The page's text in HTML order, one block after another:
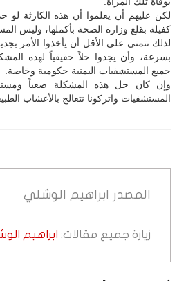
لكن عليهم أن يعلموا أن هذه الكارثة
كفيلة بقلع وزارة الصحة بأكملها، وليس
لذلك نتمنى على الأقل أن يأخذوا الأمر
بسرعة، وأن يجدوا حلاً حقيقياً لهذه
جميع المستشفيات اليمنية حكومية وخاصة.
وإن كان حل هذه المشكلة صعباً
المستشفيات واتركونا نتعالج بالأعشاب
المصدر ابراهيم الوشلي
زيارة جميع مقالات: ابراهيم